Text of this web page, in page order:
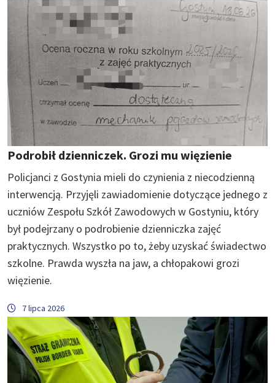
Podrobił dzienniczek. Grozi mu więzienie
Policjanci z Gostynia mieli do czynienia z niecodzienną
interwencją. Przyjęli zawiadomienie dotyczące jednego z
uczniów Zespołu Szkół Zawodowych w Gostyniu, który
był podejrzany o podrobienie dzienniczka zajęć
praktycznych. Wszystko po to, żeby uzyskać świadectwo
szkolne. Prawda wyszła na jaw, a chłopakowi grozi
więzienie.
7 lipca 2026